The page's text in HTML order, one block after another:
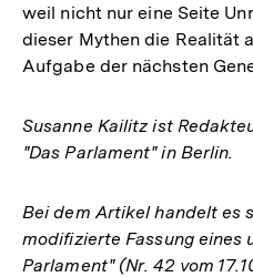
weil nicht nur eine Seite
dieser Mythen die Realität
Aufgabe der nächsten
Susanne Kailitz ist
"Das Parlament" in Berlin.
Bei dem Artikel handelt es
modifizierte Fassung eines
Parlament" (Nr. 42 vom